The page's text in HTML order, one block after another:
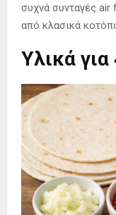
συχνά συνταγές air
από κλασικά
Υλικά για